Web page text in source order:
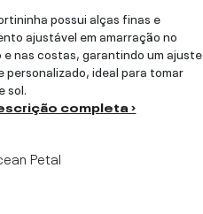
possui alças finas e
ajustável em amarração no
e nas costas, garantindo um ajuste
personalizado, ideal para tomar
sol.
completa ›
Petal